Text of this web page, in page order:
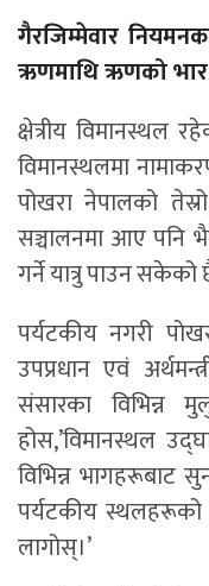
गैरजिम्मेवार
ऋणमाथि ऋणको भार
क्षेत्रीय विमानस्थल
विमानस्थलमा
पोखरा नेपालको
सञ्चालनमा आए पनि
गर्ने यात्रु पाउन सकेको
पर्यटकीय नगरी
उपप्रधान एवं
संसारका विभिन्न
होस,’विमानस्थल
विभिन्न भागहरूबाट
पर्यटकीय
लागोस्।’